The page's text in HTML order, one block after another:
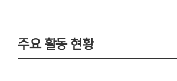
주요 활동 현황